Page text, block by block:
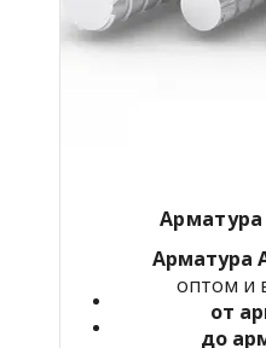
Арматура
оптом и
от
до